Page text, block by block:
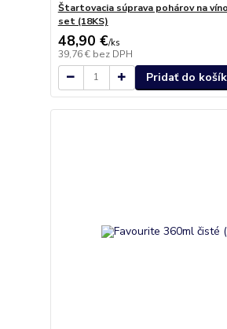
Štartovacia súprava pohárov na
set (18KS)
48,90 €/ks
39,76 € bez DPH
Pridať do